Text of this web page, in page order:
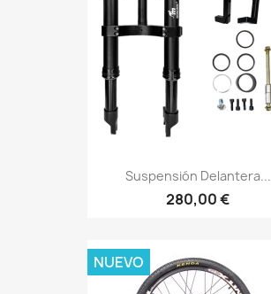
Suspensión Delantera...
280,00 €
NUEVO